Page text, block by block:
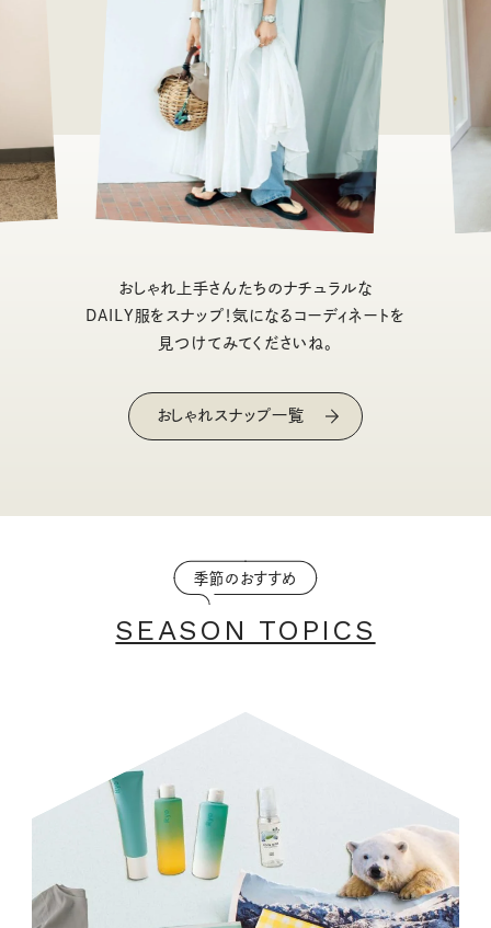
おしゃれ上手さんたちのナチュラルな
DAILY服をスナップ！気になるコーディネートを
見つけてみてくださいね。
おしゃれスナップ一覧
季節のおすすめ
SEASON TOPICS